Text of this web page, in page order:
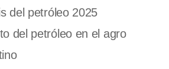
del petróleo 2025
del petróleo en el agro